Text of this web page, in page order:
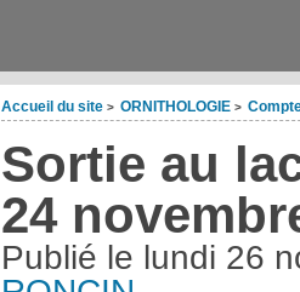
Accueil du site > ORNITHOLOGIE >
Sortie au
24
Publié le lundi 26